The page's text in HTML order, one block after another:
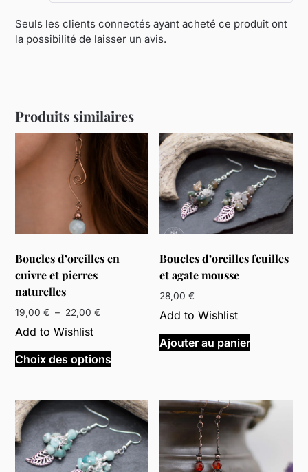
Seuls les clients connectés ayant acheté ce produit ont
la possibilité de laisser un avis.
Produits similaires
Boucles d’oreilles en
cuivre et pierres
naturelles
19,00€ – 22,00€
19,00 €
à
Add to Wishlist
Choix des options
Ce
produit
plusieurs
variations.
Les
options
peuvent
Boucles d’oreilles feuilles
et agate mousse
28,00€
Add to Wishlist
Ajouter au panier